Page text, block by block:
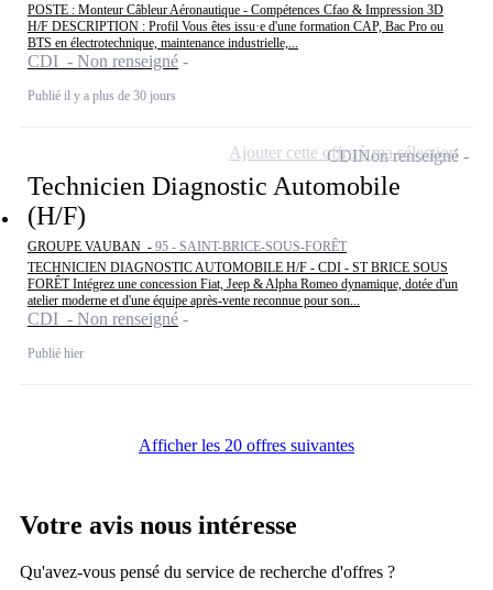
POSTE : Monteur Câbleur Aéronautique - Compétences Cfao & Impression 3D
H/F DESCRIPTION : Profil Vous êtes issu·e d'une formation CAP, Bac Pro ou
BTS en électrotechnique, maintenance industrielle,...
CDI - Non renseigné
Publié il y a plus de 30 jours
Technicien Diagnostic Automobile
(H/F)
GROUPE VAUBAN - 95 - SAINT-BRICE-SOUS-FORÊT
TECHNICIEN DIAGNOSTIC AUTOMOBILE H/F - CDI - ST BRICE SOUS
FORÊT Intégrez une concession Fiat, Jeep & Alpha Romeo dynamique, dotée d'un
atelier moderne et d'une équipe après-vente reconnue pour son...
CDI - Non renseigné
Publié hier
CDINon renseigné
Ajouter cette offre à ma sélection
Afficher les 20 offres suivantes
Votre avis nous intéresse
Qu'avez-vous pensé du service de recherche d'offres ?